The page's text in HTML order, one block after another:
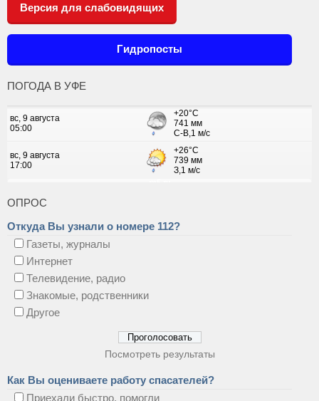
Версия для слабовидящих
Гидропосты
ПОГОДА В УФЕ
ОПРОС
Откуда Вы узнали о номере 112?
Газеты, журналы
Интернет
Телевидение, радио
Знакомые, родственники
Другое
Посмотреть результаты
Как Вы оцениваете работу спасателей?
Приехали быстро, помогли